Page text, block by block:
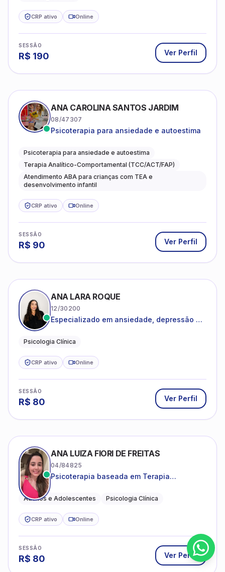
CRP ativo Online
SESSÃO
R$ 190 Ver Perfil
ANA CAROLINA SANTOS JARDIM
08/47307
Psicoterapia para ansiedade e autoestima
Psicoterapia para ansiedade e autoestima
Terapia Analítico-Comportamental (TCC/ACT/FAP)
Atendimento ABA para crianças com TEA e
desenvolvimento infantil
CRP ativo Online
SESSÃO
R$ 90 Ver Perfil
ANA LARA ROQUE
12/30200
Especializado em ansiedade, depressão e
Psicologia Clínica
CRP ativo Online
SESSÃO
R$ 80 Ver Perfil
ANA LUIZA FIORI DE FREITAS
04/84825
Psicoterapia baseada em Terapia
Adultos e Adolescentes Psicologia Clínica
CRP ativo Online
SESSÃO
R$ 80 Ver Perfil